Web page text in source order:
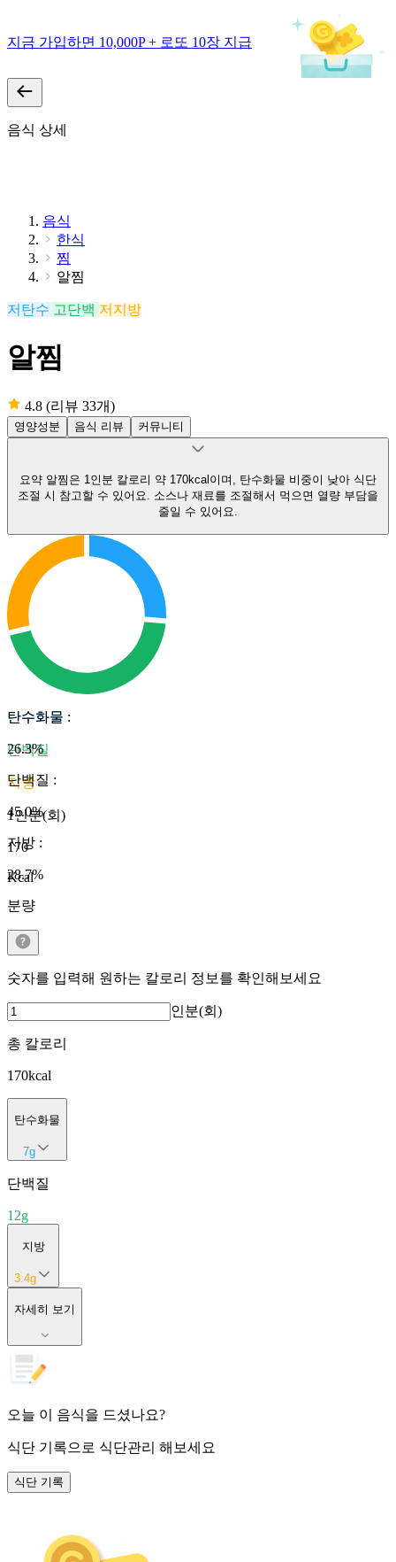
지금 가입하면 10,000P + 로또 10장 지급
음식 상세
음식
한식
찜
알찜
저탄수 고단백 저지방
알찜
4.8 (리뷰 33개)
영양성분 음식 리뷰 커뮤니티
요약 알찜은 1인분 칼로리 약 170kcal이며, 탄수화물 비중이 낮아 식단
조절 시 참고할 수 있어요. 소스나 재료를 조절해서 먹으면 열량 부담을
줄일 수 있어요.
탄수화물
단백질
지방
1인분(회)
170
Kcal
탄수화물 :
26.3%
단백질 :
45.0%
지방 :
28.7%
분량
숫자를 입력해 원하는 칼로리 정보를 확인해보세요
인분(회)
총 칼로리
170kcal
탄수화물
7g
단백질
12g
지방
3.4g
자세히 보기
오늘 이 음식을 드셨나요?
식단 기록으로 식단관리 해보세요
식단 기록